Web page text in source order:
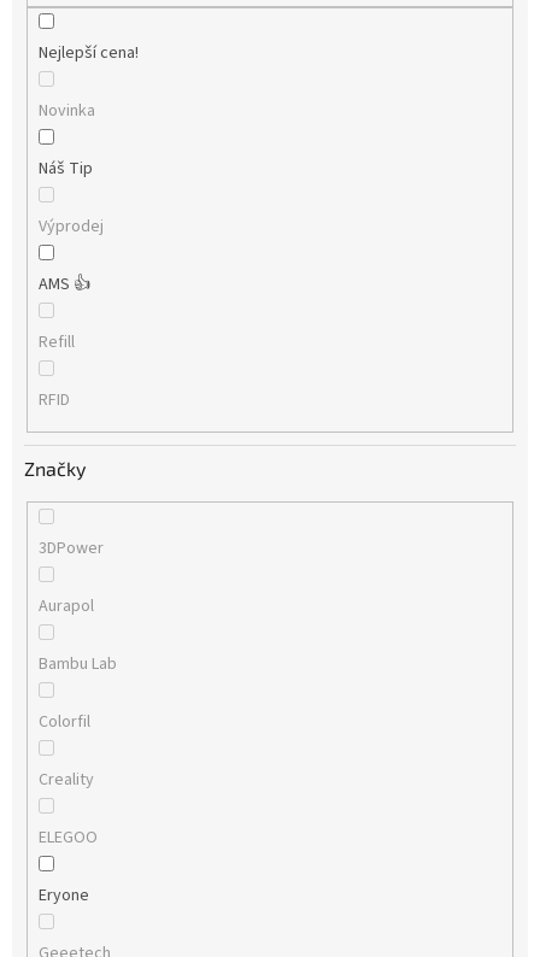
Nejlepší cena!
Novinka
Náš Tip
Výprodej
AMS 👍
Refill
RFID
Značky
3DPower
Aurapol
Bambu Lab
Colorfil
Creality
ELEGOO
Eryone